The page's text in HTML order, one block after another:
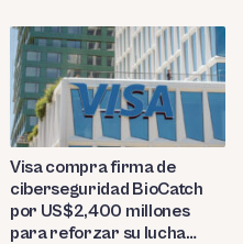
Visa compra firma de
ciberseguridad BioCatch
por US$2,400 millones
para reforzar su lucha